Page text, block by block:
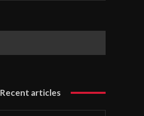
Recent articles